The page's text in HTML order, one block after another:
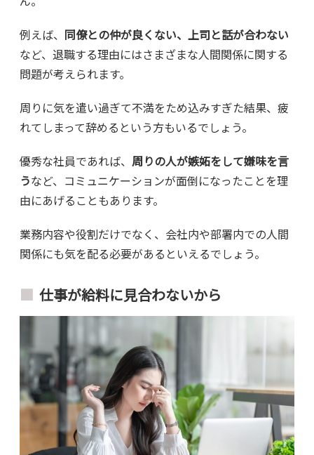
例えば、 同僚との仲が良くない、上司と話が合わない
など、退職する理由にはさまざまな人間関係に関する
問題が考えられます。
周りに気を遣い過ぎて不満をため込みすぎた結果、疲
れてしまって辞めるという方もいるでしょう。
優秀な社員であれば、 周りの人が嫉妬をして嫌味を言
うなど、コミュニケーションが面倒になったことを理
由にあげることもあります。
業務内容や役割だけでなく、会社内や部署内での人間
関係にも気を配る必要があるといえるでしょう。
仕事が給料に見合わないから